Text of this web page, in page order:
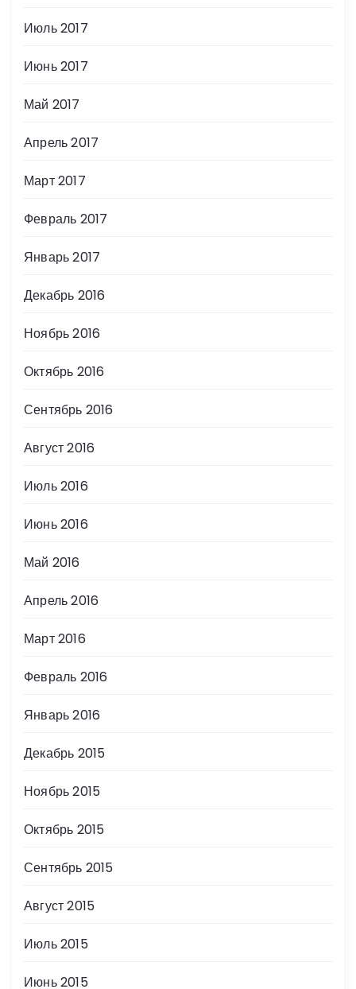
Июль 2017
Июнь 2017
Май 2017
Апрель 2017
Март 2017
Февраль 2017
Январь 2017
Декабрь 2016
Ноябрь 2016
Октябрь 2016
Сентябрь 2016
Август 2016
Июль 2016
Июнь 2016
Май 2016
Апрель 2016
Март 2016
Февраль 2016
Январь 2016
Декабрь 2015
Ноябрь 2015
Октябрь 2015
Сентябрь 2015
Август 2015
Июль 2015
Июнь 2015